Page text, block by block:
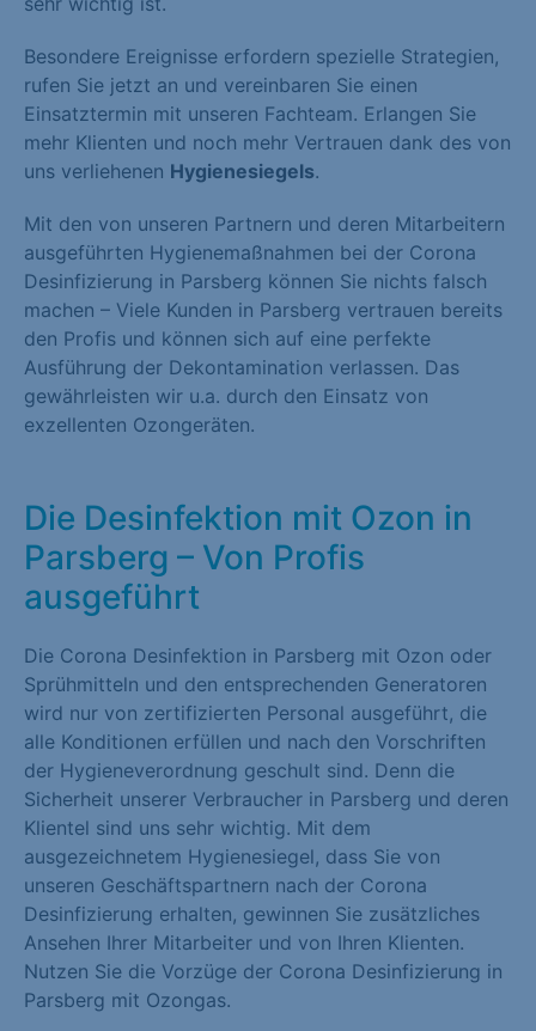
Besondere Ereignisse erfordern spezielle Strategien,
rufen Sie jetzt an und vereinbaren Sie einen
Einsatztermin mit unseren Fachteam. Erlangen Sie
mehr Klienten und noch mehr Vertrauen dank des von
uns verliehenen Hygienesiegels.
Mit den von unseren Partnern und deren Mitarbeitern
ausgeführten Hygienemaßnahmen bei der Corona
Desinfizierung in Parsberg können Sie nichts falsch
machen – Viele Kunden in Parsberg vertrauen bereits
den Profis und können sich auf eine perfekte
Ausführung der Dekontamination verlassen. Das
gewährleisten wir u.a. durch den Einsatz von
exzellenten Ozongeräten.
Die Desinfektion mit Ozon in
Parsberg – Von Profis
ausgeführt
Die Corona Desinfektion in Parsberg mit Ozon oder
Sprühmitteln und den entsprechenden Generatoren
wird nur von zertifizierten Personal ausgeführt, die
alle Konditionen erfüllen und nach den Vorschriften
der Hygieneverordnung geschult sind. Denn die
Sicherheit unserer Verbraucher in Parsberg und deren
Klientel sind uns sehr wichtig. Mit dem
ausgezeichnetem Hygienesiegel, dass Sie von
unseren Geschäftspartnern nach der Corona
Desinfizierung erhalten, gewinnen Sie zusätzliches
Ansehen Ihrer Mitarbeiter und von Ihren Klienten.
Nutzen Sie die Vorzüge der Corona Desinfizierung in
Parsberg mit Ozongas.